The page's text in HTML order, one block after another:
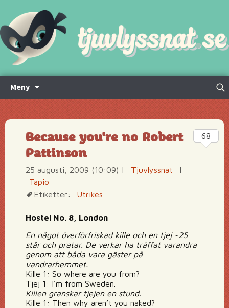
Meny
innehåll
Sök
Because you're no Robert
Pattinson
25 augusti, 2009 (10:09) | Tjuvlyssnat
|
Tapio
Etiketter:
Utrikes
Hostel No. 8, London
En något överförfriskad kille och en tjej ~25
står och pratar. De verkar ha träffat varandra
genom att båda vara gäster på
vandrarhemmet.
Kille 1: So where are you from?
Tjej 1: I’m from Sweden.
Killen granskar tjejen en stund.
Kille 1: Then why aren’t you naked?
68